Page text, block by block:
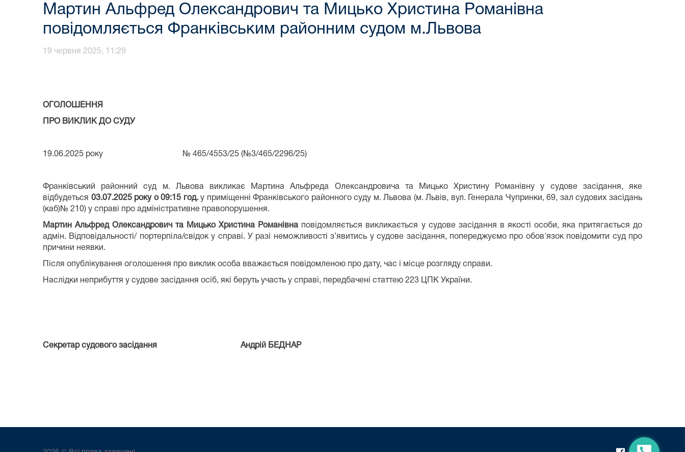
Мартин Альфред Олександрович та Мицько Христина Романівна
повідомляється Франківським районним судом м.Львова
19 червня 2025, 11:29
ОГОЛОШЕННЯ
ПРО ВИКЛИК ДО СУДУ
19.06.2025 року № 465/4553/25 (№3/465/2296/25)
Франківський районний суд м. Львова викликає Мартина Альфреда Олександровича та Мицько Христину Романівну у судове засідання, яке
відбудеться 03.07.2025 року о 09:15 год.у приміщенні Франківського районного суду м. Львова (м. Львів, вул. Генерала Чупринки, 69, зал судових засідань
(каб)№ 210) у справі про адміністративне правопорушення.
Мартин Альфред Олександрович та Мицько Христина Романівна повідомляється викликається у судове засідання в якості особи, яка притягається до
адмін. Відповідальності/ портерпіла/свідок у справі. У разі неможливості з’явитись у судове засідання, попереджуємо про обов'язок повідомити суд про
причини неявки.
Після опублікування оголошення про виклик особа вважається повідомленою про дату, час і місце розгляду справи.
Наслідки неприбуття у судове засідання осіб, які беруть участь у справі, передбачені статтею 223 ЦПК України.
Секретар судового засідання Андрій БЕДНАР